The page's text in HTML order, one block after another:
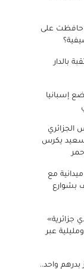
حافظت على
بالدار
إسبانيا
الجزائري
سعيد يكرس
مع
بشوارع
جزائرية»
عبر
واحد..